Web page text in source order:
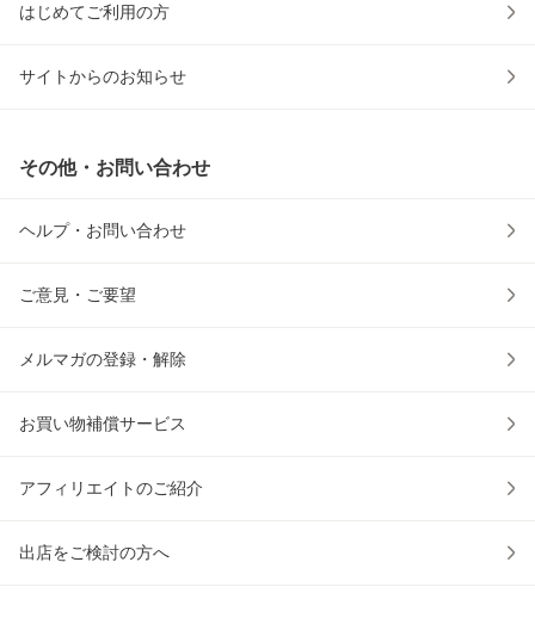
はじめてご利用の方
サイトからのお知らせ
その他・お問い合わせ
ヘルプ・お問い合わせ
ご意見・ご要望
メルマガの登録・解除
お買い物補償サービス
アフィリエイトのご紹介
出店をご検討の方へ